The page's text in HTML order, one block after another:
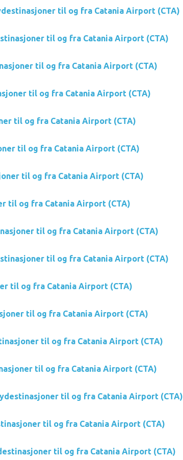
til og fra Catania Airport (CTA)
til og fra Catania Airport (CTA)
til og fra Catania Airport (CTA)
til og fra Catania Airport (CTA)
til og fra Catania Airport (CTA)
til og fra Catania Airport (CTA)
til og fra Catania Airport (CTA)
til og fra Catania Airport (CTA)
til og fra Catania Airport (CTA)
til og fra Catania Airport (CTA)
til og fra Catania Airport (CTA)
til og fra Catania Airport (CTA)
til og fra Catania Airport (CTA)
til og fra Catania Airport (CTA)
til og fra Catania Airport (CTA)
til og fra Catania Airport (CTA)
til og fra Catania Airport (CTA)